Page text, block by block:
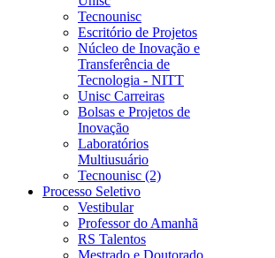
Tecnounisc
Escritório de Projetos
Núcleo de Inovação e
Transferência de
Tecnologia - NITT
Unisc Carreiras
Bolsas e Projetos de
Inovação
Laboratórios
Multiusuário
Tecnounisc (2)
Processo Seletivo
Vestibular
Professor do Amanhã
RS Talentos
Mestrado e Doutorado